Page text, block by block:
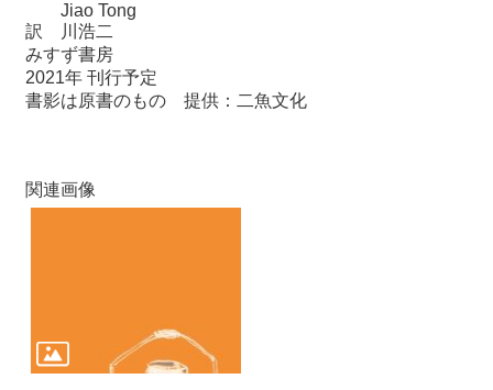
サ
イ
ト
マ
Jiao Tong
訳 川浩二
みすず書房
2021年 刊行予定
書影は原書のもの 提供：二魚文化
関連画像